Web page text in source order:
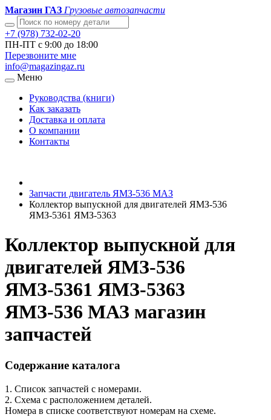
Магазин ГАЗ Грузовые автозапчасти
+7 (978) 732-02-20
ПН-ПТ с 9:00 до 18:00
Перезвоните мне
info@magazingaz.ru
Меню
Руководства (книги)
Как заказать
Доставка и оплата
О компании
Контакты
Запчасти двигатель ЯМЗ-536 МАЗ
Коллектор выпускной для двигателей ЯМЗ-536
ЯМЗ-5361 ЯМЗ-5363
Коллектор выпускной для
двигателей ЯМЗ-536
ЯМЗ-5361 ЯМЗ-5363
ЯМЗ-536 МАЗ магазин
запчастей
Содержание каталога
1. Список запчастей с номерами.
2. Схема с расположением деталей.
Номера в списке соответствуют номерам на схеме.